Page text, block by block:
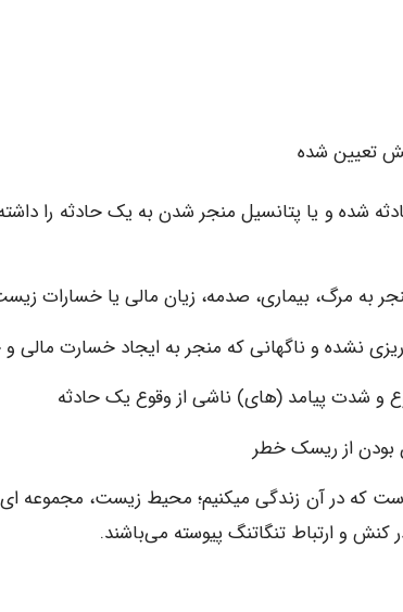
تعیین شده
شده و یا پتانسیل منجر شدن به یک حادثه را
به مرگ، بیماری، صدمه، زیان مالی یا خسارات
ریزی نشده و ناگهانی که منجر به ایجاد خسارت مالی
و شدت پیامد (های) ناشی از وقوع یک حادثه
بودن از ریسک خطر
در آن زندگی می‏کنیم؛ محیط زیست، مجموعه ای
و ارتباط تنگاتنگ پیوسته می‌باشند.